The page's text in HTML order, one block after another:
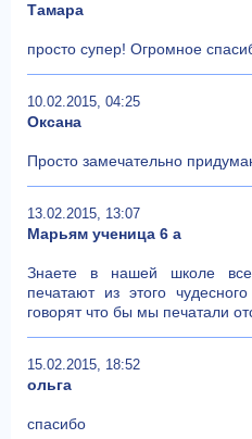
Тамара
просто супер! Огромное
10.02.2015, 04:25
Оксана
Просто замечательно
13.02.2015, 13:07
Марьям ученица 6 а
Знаете в нашей школе все
печатают из этого
говорят что бы мы печатали
15.02.2015, 18:52
ольга
спасибо